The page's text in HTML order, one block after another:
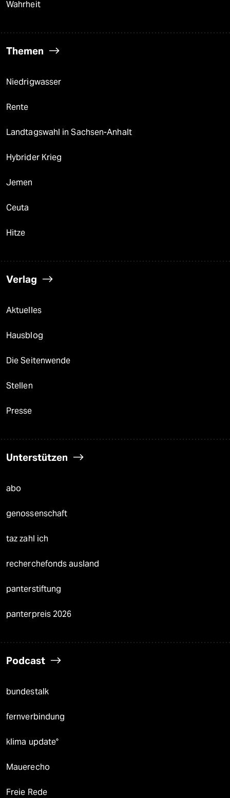
Wahrheit
Themen
Niedrigwasser
Rente
Landtagswahl in Sachsen-Anhalt
Hybrider Krieg
Jemen
Ceuta
Hitze
Verlag
Aktuelles
Hausblog
Die Seitenwende
Stellen
Presse
Unterstützen
abo
genossenschaft
taz zahl ich
recherchefonds ausland
panterstiftung
panterpreis 2026
Podcast
bundestalk
fernverbindung
klima update°
Mauerecho
Freie Rede